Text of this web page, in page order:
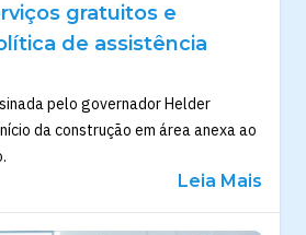
gratuitos e
de assistência
pelo governador Helder
da construção em área anexa ao
Leia Mais